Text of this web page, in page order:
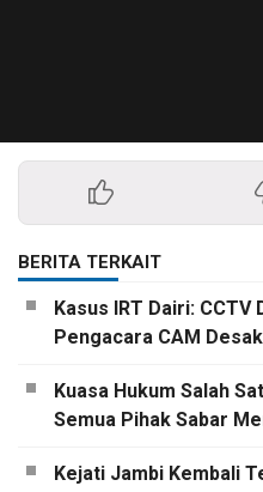
BERITA TERKAIT
Kasus IRT Dairi: CCTV
Pengacara CAM
Kuasa Hukum Salah
Semua Pihak Sabar
Kejati Jambi Kembali